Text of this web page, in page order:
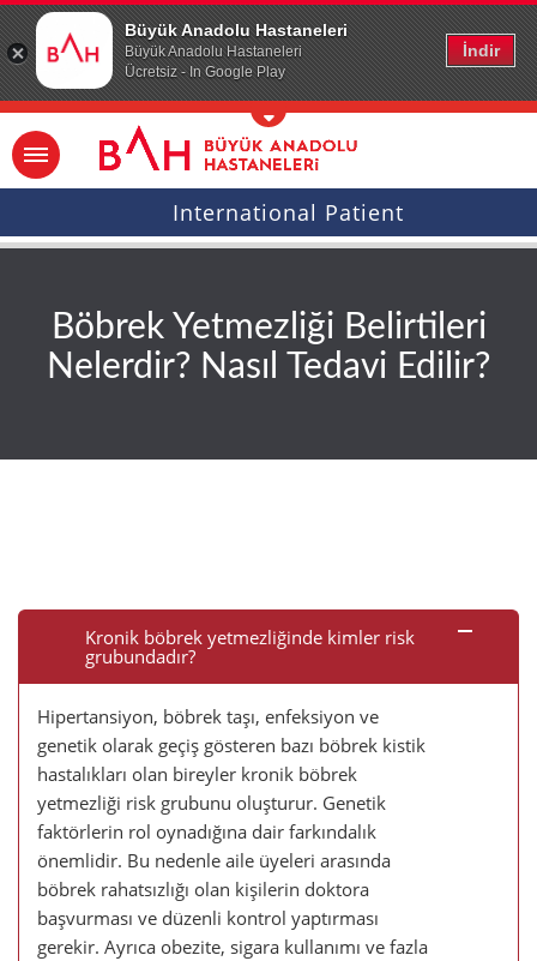
Büyük Anadolu Hastaneleri
Büyük Anadolu Hastaneleri
Ücretsiz - In Google Play
İndir
Ana icerige atla
International Patient
Böbrek Yetmezliği Belirtileri
Nelerdir? Nasıl Tedavi Edilir?
Kronik böbrek yetmezliğinde kimler risk
grubundadır?
Hipertansiyon, böbrek taşı, enfeksiyon ve
genetik olarak geçiş gösteren bazı böbrek kistik
hastalıkları olan bireyler kronik böbrek
yetmezliği risk grubunu oluşturur. Genetik
faktörlerin rol oynadığına dair farkındalık
önemlidir. Bu nedenle aile üyeleri arasında
böbrek rahatsızlığı olan kişilerin doktora
başvurması ve düzenli kontrol yaptırması
gerekir. Ayrıca obezite, sigara kullanımı ve fazla